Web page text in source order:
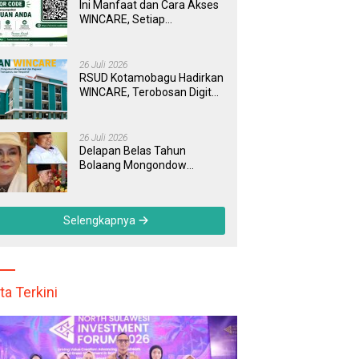
Ini Manfaat dan Cara Akses
WINCARE, Setiap
Dipantau Dan Ditangani
dengan Tuntas
26 Juli 2026
RSUD Kotamobagu Hadirkan
WINCARE, Terobosan Digital
yang Cepat, Transparan, dan
Responsif
26 Juli 2026
Delapan Belas Tahun
Bolaang Mongondow
Sebuah Daerah yang
Menolak Tertinggal
Selengkapnya
Terkini